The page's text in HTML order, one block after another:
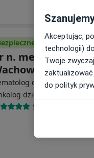
płatności
n. med.
Szajdak
dziecięcy,
dziecięcy
572 opinie
Akceptując,
technologii)
Twoje
do polityk